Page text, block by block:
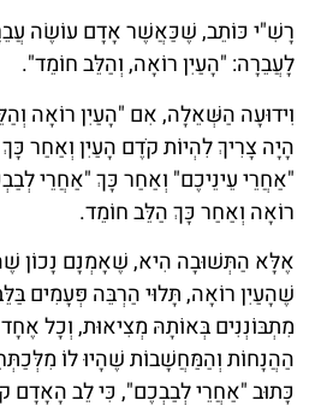
רָשִׁ"י כּוֹתֵב, שֶׁכַּאֲשֶׁר אָדָם עוֹשֶׂה
לָעֲבֵרָה: "הָעַיִן רוֹאָה, וְהַלֵּב חוֹמֵד".
וִידוּעָה הַשְּׁאֵלָה, אִם "הָעַיִן רוֹאָה
הָיָה צָרִיךְ לִהְיוֹת קֹדֶם הָעַיִן וְאַחַר
"אַחֲרֵי עֵינֵיכֶם" וְאַחַר כָּךְ "אַחֲרֵי
רוֹאָה וְאַחַר כָּךְ הַלֵּב חוֹמֵד.
אֶלָּא הַתְּשׁוּבָה הִיא, שֶׁאָמְנָם נָכוֹן
שֶׁהָעַיִן רוֹאָה, תָּלוּי הַרְבֵּה פְּעָמִים
מִתְבּוֹנְנִים בְּאוֹתָהּ מְצִיאוּת, וְכָל
הַהֲנָחוֹת וְהַמַּחֲשָׁבוֹת שֶׁהָיוּ לוֹ
כָּתוּב "אַחֲרֵי לְבַבְכֶם", כִּי לֵב הָאָדָם